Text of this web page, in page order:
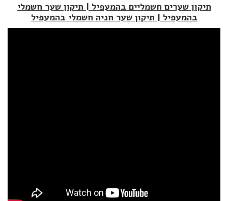
תיקון שערים חשמליים בהמעפיל | תיקון שער חשמלי
בהמעפיל | תיקון שער חניה חשמלי בהמעפיל